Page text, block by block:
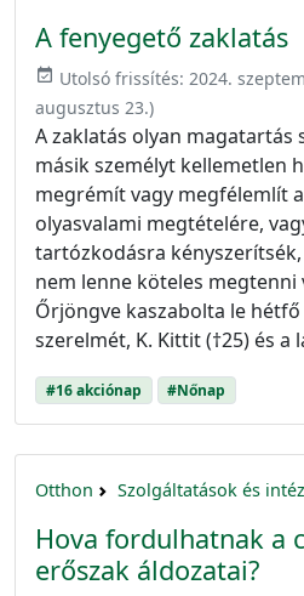
A fenyegető zaklatás
event_available Utolsó frissítés: 2024.
augusztus 23.)
A zaklatás olyan magatartás
másik személyt kellemetlen
megrémít vagy megfélemlít
olyasvalami megtételére,
tartózkodásra
nem lenne köteles
Őrjöngve kaszabolta le hétfő
szerelmét, K. Kittit (†25) és
#16 akciónap #Nőnap
Otthon Szolgáltatások és
Hova fordulhatnak a
erőszak áldozatai?